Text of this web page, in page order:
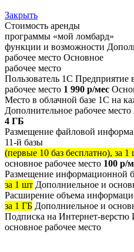
Закрыть
Стоимость аренды
программы «мой ломбард»
функции и возможности
рабочее место Основное
рабочее место
Пользователь 1С Предприятие
рабочее место 1 990 р/мес
Место в облачной базе 1С на
Дополнительное рабочее место
4 ГБ
Размещение файловой
11-й базы
(первые 10 баз бесплатно), за 1
основное рабочее место 100 р/
Размещение информационной
за 1 шт Дополниельное и
Расширение объема
за 1 ГБ Дополниельное и
Подписка на Интернет-
основное рабочее место